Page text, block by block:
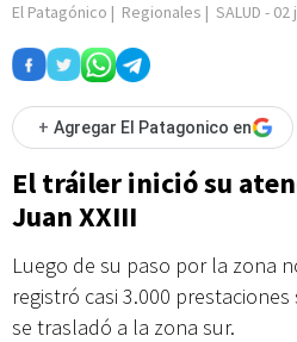
El Patagónico | Regionales | SALUD - 02
+ Agregar El Patagonico en
El tráiler inició su
Juan XXIII
Luego de su paso por la zona
registró casi 3.000
se trasladó a la zona sur.